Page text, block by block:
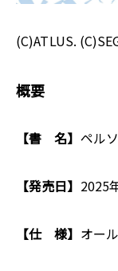
(C)ATLUS.
概要
【書 名】 ペル
【発売日】 2025
【仕 様】 オー